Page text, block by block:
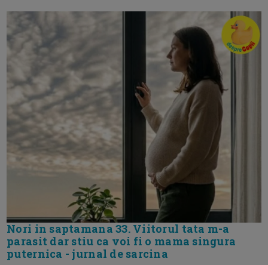
Nori in saptamana 33. Viitorul tata m-a
parasit dar stiu ca voi fi o mama singura
puternica - jurnal de sarcina